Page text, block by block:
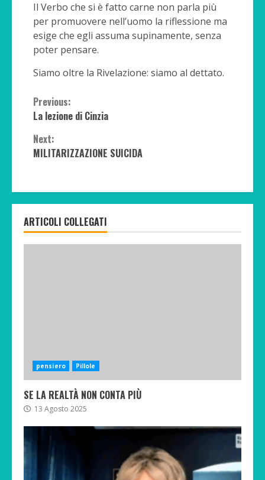
Il Verbo che si è fatto carne non parla più
per promuovere nell’uomo la riflessione ma
esige che egli assuma supinamente, senza
poter pensare.
Siamo oltre la Rivelazione: siamo al dettato.
Continue
Reading
Previous:
La lezione di Cinzia
Next:
MILITARIZZAZIONE SUICIDA
ARTICOLI COLLEGATI
pensiero Pillole
SE LA REALTÀ NON CONTA PIÙ
13 Agosto 2025